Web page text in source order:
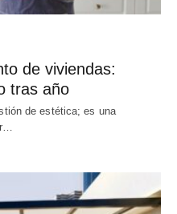
de viviendas:
tras año
de estética; es una